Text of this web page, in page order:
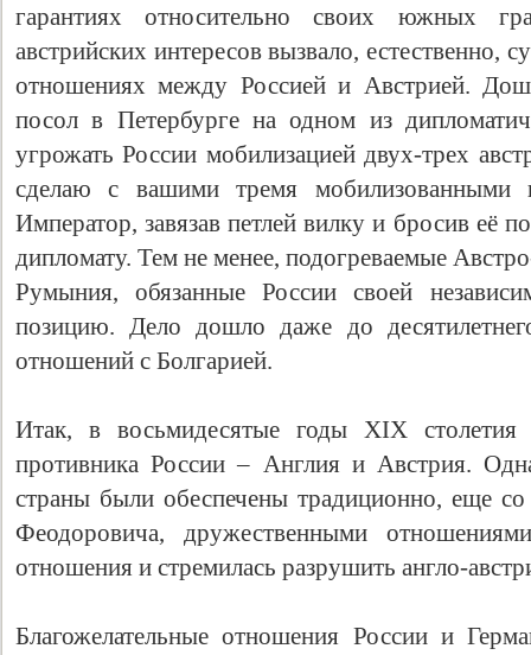
гарантиях относительно своих южных
австрийских интересов вызвало, естественно,
отношениях между Россией и Австрией.
посол в Петербурге на одном из
угрожать России мобилизацией двух-трех
сделаю с вашими тремя мобилизованными
Император, завязав петлей вилку и бросив её
дипломату. Тем не менее, подогреваемые
Румыния, обязанные России своей
позицию. Дело дошло даже до
отношений с Болгарией.
Итак, в восьмидесятые годы XIX столетия
противника России – Англия и Австрия.
страны были обеспечены традиционно, еще
Феодоровича, дружественными
отношения и стремилась разрушить англо-
Благожелательные отношения России и